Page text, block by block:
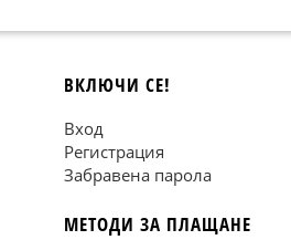
ВКЛЮЧИ СЕ!
Вход
Регистрация
Забравена парола
МЕТОДИ ЗА ПЛАЩАНЕ